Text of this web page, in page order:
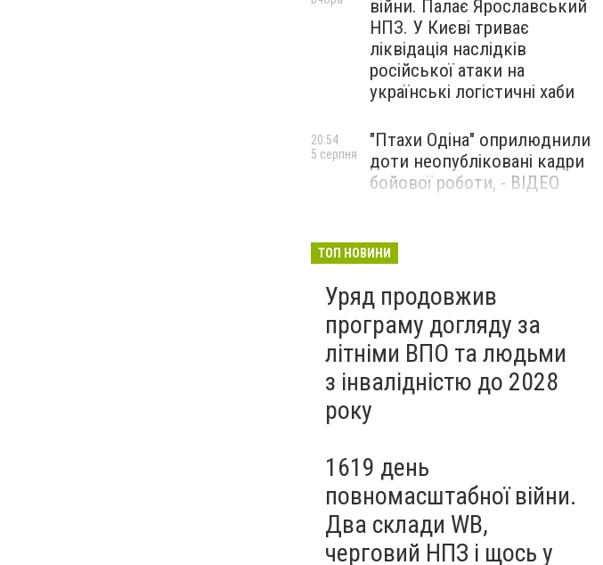
війни. Палає Ярославський
НПЗ. У Києві триває
ліквідація наслідків
російської атаки на
українські логістичні хаби
"Птахи Одіна" оприлюднили
доти неопубліковані кадри
бойової роботи, - ВІДЕО
20:54
5 серпня
Бєдняков зіграє тата
новому українському
фільмі, - ФОТО
5 серпня
ТОП НОВИНИ
Уряд продовжив
програму догляду за
літніми ВПО та людьми
з інвалідністю до 2028
року
1619 день
повномасштабної війни.
Два склади WB,
черговий НПЗ і щось у